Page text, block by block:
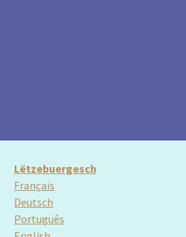
Lëtzebuergesch
Français
Deutsch
Português